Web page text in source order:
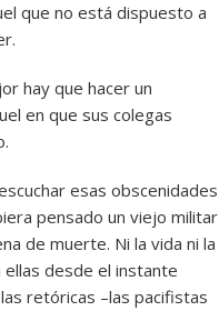
que no está dispuesto a
hay que hacer un
en que sus colegas
esas obscenidades
pensado un viejo militar
de muerte. Ni la vida ni la
desde el instante
retóricas –las pacifistas